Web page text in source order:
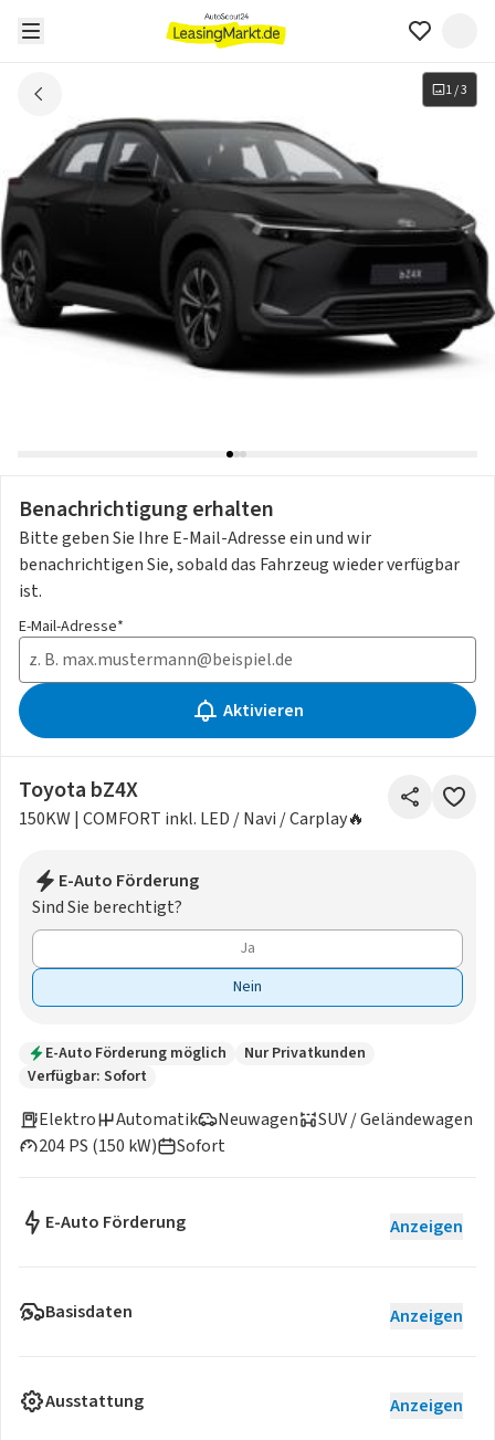
1/3
Benachrichtigung erhalten
Bitte geben Sie Ihre E-Mail-Adresse ein und wir
benachrichtigen Sie, sobald das Fahrzeug wieder verfügbar
ist.
E-Mail-Adresse*
Aktivieren
Toyota bZ4X
150KW | COMFORT inkl. LED / Navi / Carplay🔥
E-Auto Förderung
Sind Sie berechtigt?
Ja
Nein
E-Auto Förderung möglich
Nur Privatkunden
Verfügbar: Sofort
Elektro
Neuwagen
204 PS (150 kW)
Automatik
SUV / Geländewagen
Sofort
E-Auto Förderung Anzeigen
Basisdaten Anzeigen
Ausstattung Anzeigen